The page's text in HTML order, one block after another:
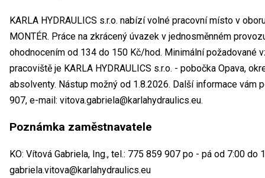
KARLA HYDRAULICS s.r.o. nabízí volné pracovní místo v
MONTÉR. Práce na zkrácený úvazek v jednosměnném
ohodnocením od 134 do 150 Kč/hod. Minimální požadované
pracoviště je KARLA HYDRAULICS s.r.o. - pobočka Opava,
absolventy. Nástup možný od 1.8.2026. Další informace vám
907, e-mail: vitova.gabriela@karlahydraulics.eu.
Poznámka zaměstnavatele
KO: Vítová Gabriela, Ing., tel.: 775 859 907 po - pá od 7:00 do
gabriela.vitova@karlahydraulics.eu